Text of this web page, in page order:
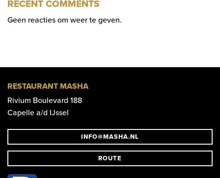
RECENT COMMENTS
Geen reacties om weer te geven.
RESTAURANT MASHA
Rivium Boulevard 188
Capelle a/d IJssel
INFO@MASHA.NL
ROUTE